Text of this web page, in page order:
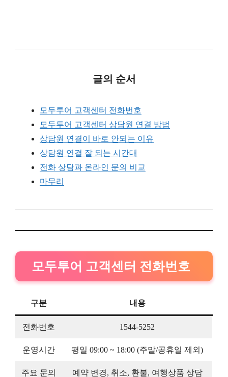
글의 순서
모두투어 고객센터 전화번호
모두투어 고객센터 상담원 연결 방법
상담원 연결이 바로 안되는 이유
상담원 연결 잘 되는 시간대
전화 상담과 온라인 문의 비교
마무리
모두투어 고객센터 전화번호
구분 내용
전화번호 1544-5252
운영시간 평일 09:00 ~ 18:00 (주말/공휴일 제외)
주요 문의 예약 변경, 취소, 환불, 여행상품 상담